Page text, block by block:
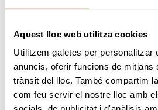
Aquest lloc web utilitza cookies
Utilitzem galetes per personalitzar
anuncis, oferir funcions de mitjans
trànsit del lloc. També compartim
com feu servir el nostre lloc amb
des d'aquesta data fins al
La Real Federació
automàticament totes
gener de cada any.
Import Llicència 2026
MAJOR amb Hàndicap